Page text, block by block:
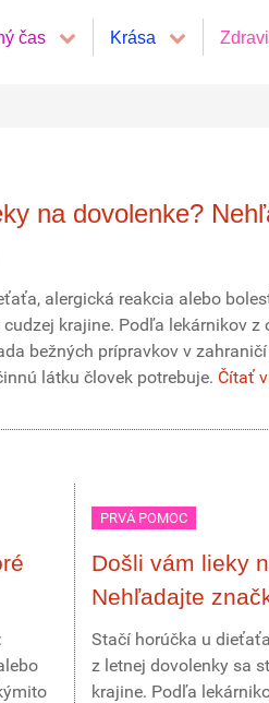
čas Krása
na dovolenke?
alergická reakcia alebo
krajine. Podľa lekárnikov z
bežných prípravkov v
látku človek potrebuje. Čítať
PRVÁ POMOC
Došli vám lieky
Nehľadajte
Stačí horúčka u
z letnej dovolenky sa
krajine. Podľa